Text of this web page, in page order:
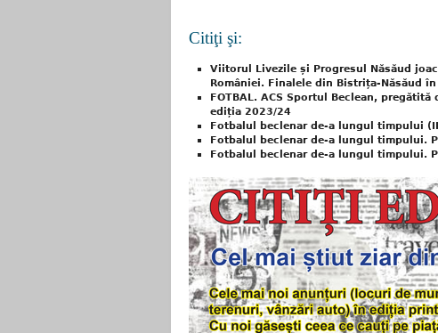
Citiţi şi:
Viitorul Livezile și Progresul Năsăud
României. Finalele din Bistrița-Năsăud
FOTBAL. ACS Sportul Beclean,
ediția 2023/24
Fotbalul beclenar de-a lungul timpului
Fotbalul beclenar de-a lungul timpului.
Fotbalul beclenar de-a lungul timpului.